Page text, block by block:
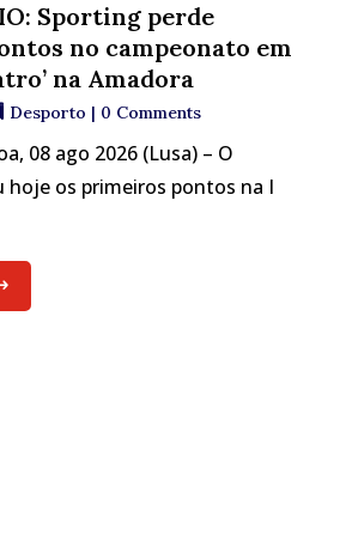
Sporting perde
no campeonato em
na Amadora
Desporto | 0 Comments
08 ago 2026 (Lusa) – O
hoje os primeiros pontos na I